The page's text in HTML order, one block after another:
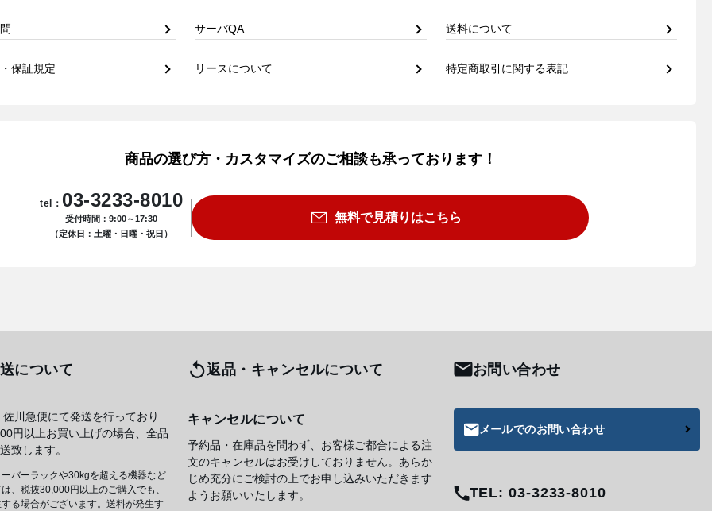
サーバQA 送料について
保証規定 リースについて 特定商取引に関する表記
商品の選び方・カスタマイズのご相談も承っております！
tel： 03-3233-8010
受付時間：9:00～17:30
（定休日：土曜・日曜・祝日）
無料で見積りはこちら
について
川急便にて発送を行っており
円以上お買い上げの場合、全品
致します。
バーラックや30kgを超える機器など
、税抜30,000円以上のご購入でも、
る場合がございます。送料が発生す
返品・キャンセルについて
キャンセルについて
予約品・在庫品を問わず、お客様ご都合による注
文のキャンセルはお受けしておりません。あらか
じめ充分にご検討の上でお申し込みいただきます
ようお願いいたします。
お問い合わせ
メールでのお問い合わせ
TEL: 03-3233-8010